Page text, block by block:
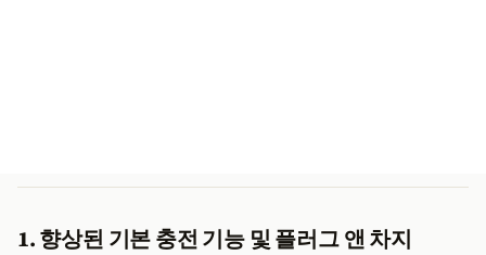
1. 향상된 기본 충전 기능 및 플러그 앤 차지